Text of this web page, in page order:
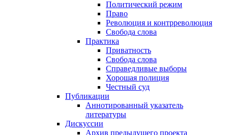
Политический режим
Право
Революция и контрреволюция
Свобода слова
Практика
Приватность
Свобода слова
Справедливые выборы
Хорошая полиция
Честный суд
Публикации
Аннотированный указатель
литературы
Дискуссии
Архив предыдущего проекта